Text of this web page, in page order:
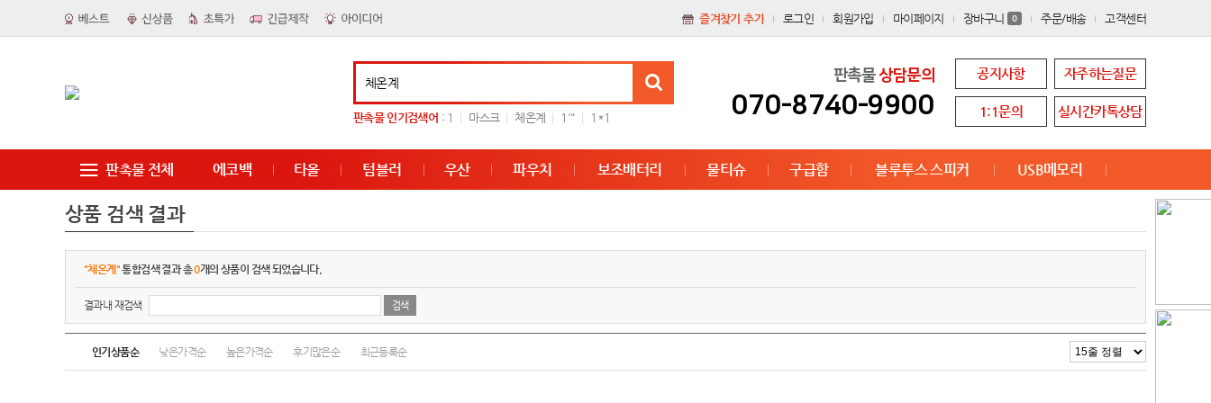
즐겨찾기 추가 로그인 회원가입 마이페이지 장바구니 0 주문/배송 고객센터
판촉물인기검색어 : 1 마스크 체온계 1'" 1*1
판촉물상담문의
070-8740-9900
공지사항 자주하는질문
1:1문의 실시간카톡상담
판촉물 전체 에코백 타올 텀블러 우산 파우치 보조배터리 물티슈 구급함 블루투스 스피커 USB메모리
상품 검색 결과
"체온계"통합검색 결과 총0개의 상품이 검색 되었습니다.
결과내 재검색
인기상품순 낮은가격순 높은가격순 후기많은순 최근등록순